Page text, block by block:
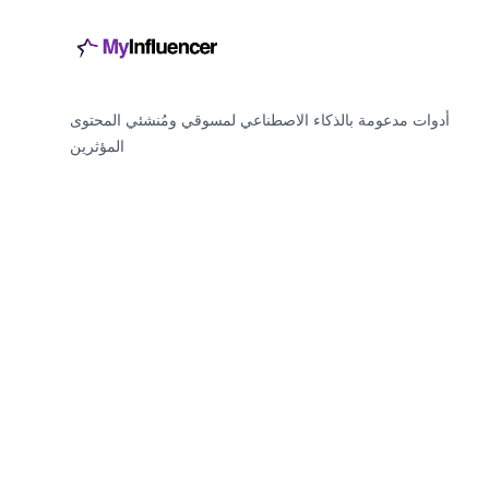
أدوات مدعومة بالذكاء الاصطناعي لمسوقي ومُنشئي المحتوى
المؤثرين